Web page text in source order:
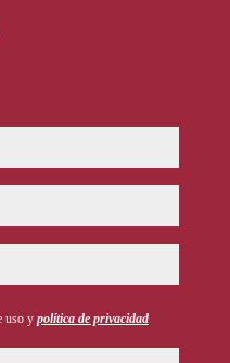
uso y política de privacidad